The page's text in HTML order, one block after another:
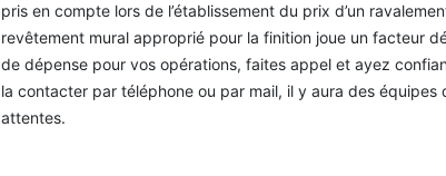
pris en compte lors de l’établissement du prix d’un
revêtement mural approprié pour la finition joue un facteur
de dépense pour vos opérations, faites appel et ayez
la contacter par téléphone ou par mail, il y aura des
attentes.